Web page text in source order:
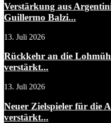
Verstärkung aus
Guillermo Balzi...
13. Juli 2026
Rückkehr an die
verstärkt...
13. Juli 2026
Neuer Zielspieler für die
verstärkt...